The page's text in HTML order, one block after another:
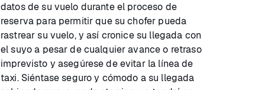
datos de su vuelo durante el proceso de
reserva para permitir que su chofer pueda
rastrear su vuelo, y así cronice su llegada con
el suyo a pesar de cualquier avance o retraso
imprevisto y asegúrese de evitar la línea de
taxi. Siéntase seguro y cómodo a su llegada